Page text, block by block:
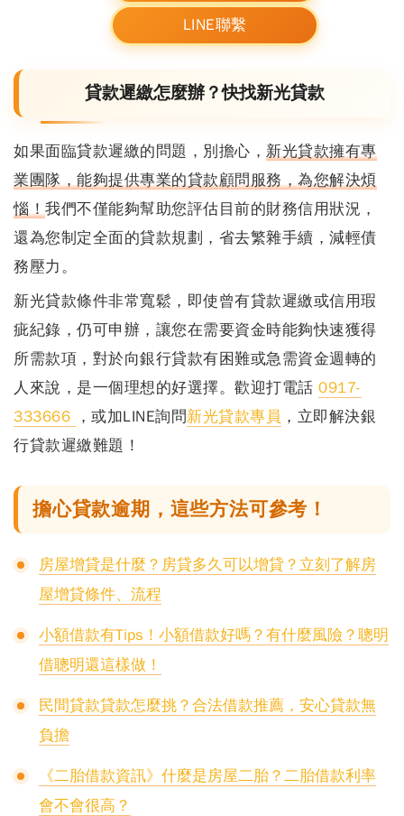
LINE聯繫
貸款遲繳怎麼辦？快找新光貸款
如果面臨貸款遲繳的問題，別擔心， 新光貸款擁有專
業團隊，能夠提供專業的貸款顧問服務，為您解決煩
惱！ 我們不僅能夠幫助您評估目前的財務信用狀況，
還為您制定全面的貸款規劃，省去繁雜手續，減輕債
務壓力。
新光貸款條件非常寬鬆，即使曾有貸款遲繳或信用瑕
疵紀錄，仍可申辦 ，讓您在需要資金時能夠快速獲得
所需款項，對於向銀行貸款有困難或急需資金週轉的
人來說，是一個理想的好選擇。歡迎打電話 0917-
333666
，或加LINE詢問新光貸款專員 ，立即解決銀
行貸款遲繳難題！
擔心貸款逾期，這些方法可參考！
房屋增貸是什麼？房貸多久可以增貸？立刻了解房
屋增貸條件、流程
小額借款有Tips！小額借款好嗎？有什麼風險？聰明
借聰明還這樣做！
民間貸款貸款怎麼挑？合法借款推薦，安心貸款無
負擔
《二胎借款資訊》什麼是房屋二胎？二胎借款利率
會不會很高？